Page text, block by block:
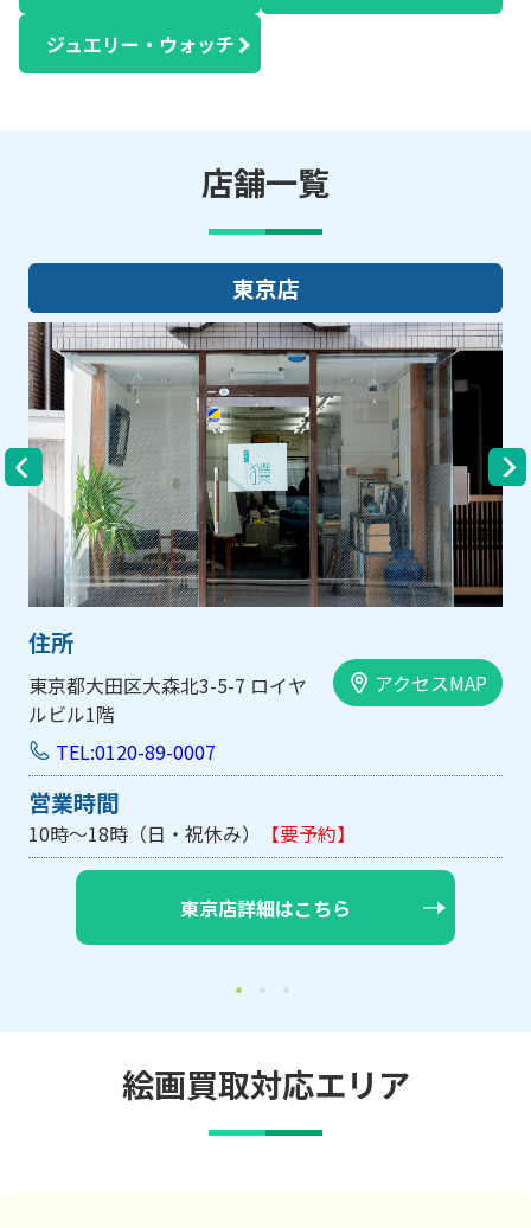
ジュエリー・ウォッチ
店舗一覧
クセスMAP
大阪市中央区内平野町1-1-5 西大
ア
TEL:0120-89-0007
10時～18時（日・祝休み/土曜は不定休）
大阪店詳細はこちら
絵画買取対応エリア